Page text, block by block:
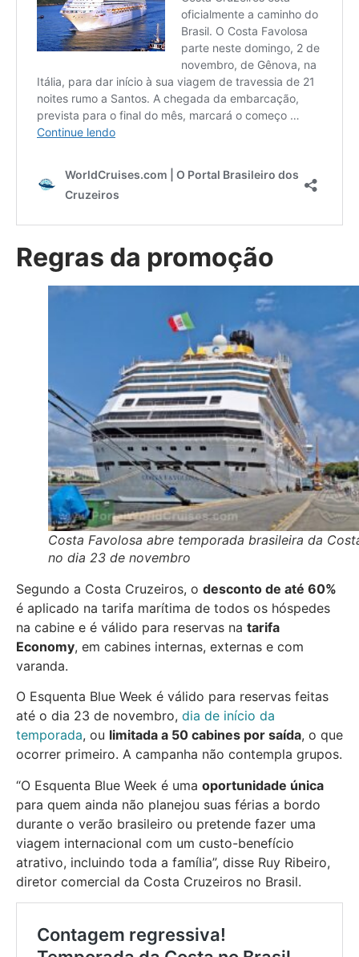
Regras da promoção
Costa Favolosa abre temporada brasileira da
no dia 23 de novembro
Segundo a Costa Cruzeiros, o desconto de até 60%
é aplicado na tarifa marítima de todos os hóspedes
na cabine e é válido para reservas na tarifa
Economy, em cabines internas, externas e com
varanda.
O Esquenta Blue Week é válido para reservas feitas
até o dia 23 de novembro, dia de início da
temporada, ou limitada a 50 cabines por saída, o que
ocorrer primeiro. A campanha não contempla grupos.
“O Esquenta Blue Week é uma oportunidade única
para quem ainda não planejou suas férias a bordo
durante o verão brasileiro ou pretende fazer uma
viagem internacional com um custo-benefício
atrativo, incluindo toda a família”, disse Ruy Ribeiro,
diretor comercial da Costa Cruzeiros no Brasil.